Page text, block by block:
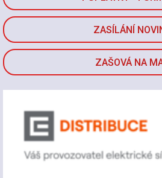
ZASÍLÁNÍ
ZAŠOVÁ NA